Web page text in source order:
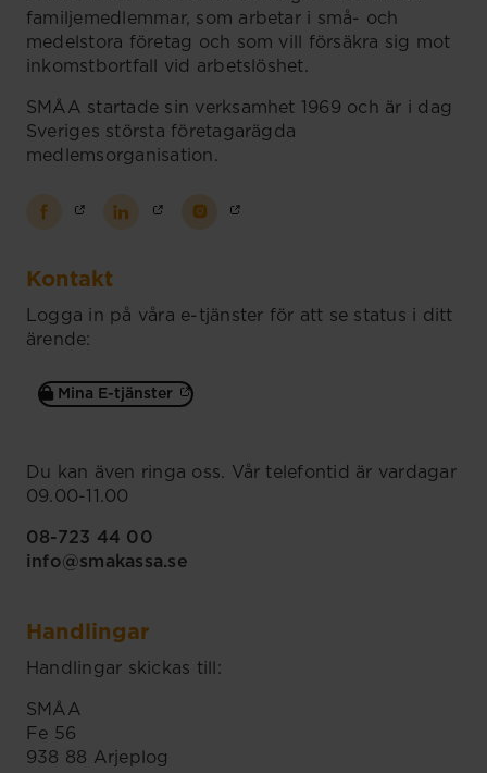
familjemedlemmar, som arbetar i små- och
medelstora företag och som vill försäkra sig mot
inkomstbortfall vid arbetslöshet.
SMÅA startade sin verksamhet 1969 och är i dag
Sveriges största företagarägda
medlemsorganisation.
Kontakt
Logga in på våra e-tjänster för att se status i ditt
ärende:
Mina E-tjänster
Du kan även ringa oss. Vår telefontid är vardagar
09.00-11.00
08-723 44 00
info@smakassa.se
Handlingar
Handlingar skickas till:
SMÅA
Fe 56
938 88 Arjeplog